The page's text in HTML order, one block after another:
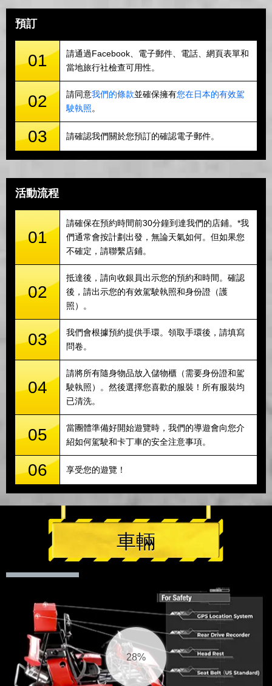
預訂
01
請通過Facebook、電子郵件、電話、網頁表單和
當地旅行社檢查可用性。
02 請同意我們的條款並確保擁有您在日本的有效駕
駛執照。
03 請確認我們關於您預訂的確認電子郵件。
活動流程
01
請確保在預約時間前30分鐘到達我們的店鋪。*我
們通常會按計劃出發，無論天氣如何。但如果您
不確定，請聯繫店鋪。
02
抵達後，請向收銀員出示您的預約和時間。確認
後，請出示您的有效駕駛執照和身份證（護
照）。
03
我們會根據預約提供手環。領取手環後，請填寫
問卷。
04
請將所有隨身物品放入儲物櫃（需要身份證和駕
駛執照）。然後選擇您喜歡的服裝！所有服裝均
已清洗。
05
當團體準備好開始遊覽時，我們的導遊會向您介
紹如何駕駛和卡丁車的安全注意事項。
06 享受您的遊覽！
車輛
29%